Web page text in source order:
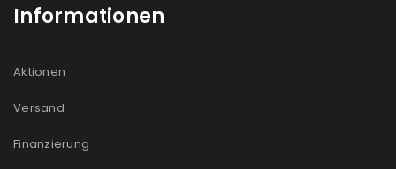
Informationen
Aktionen
Versand
Finanzierung